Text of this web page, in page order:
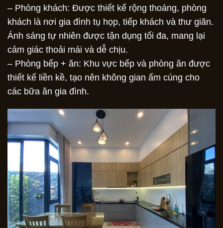
– Phòng khách: Được thiết kế rộng thoáng, phòng
khách là nơi gia đình tụ họp, tiếp khách và thư giãn.
Ánh sáng tự nhiên được tận dụng tối đa, mang lại
cảm giác thoải mái và dễ chịu.
– Phòng bếp + ăn: Khu vực bếp và phòng ăn được
thiết kế liền kề, tạo nên không gian ấm cúng cho
các bữa ăn gia đình.